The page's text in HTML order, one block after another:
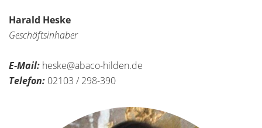
Harald Heske
Geschäftsinhaber
E-Mail: heske@abaco-hilden.de
Telefon: 02103 / 298-390